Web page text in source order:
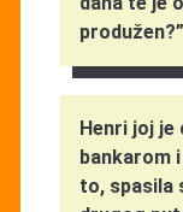
produžen?”
Henri joj
bankarom
to, spasila